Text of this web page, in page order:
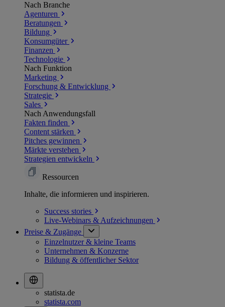
Nach Branche
Agenturen
Beratungen
Bildung
Konsumgüter
Finanzen
Technologie
Nach Funktion
Marketing
Forschung & Entwicklung
Strategie
Sales
Nach Anwendungsfall
Fakten finden
Content stärken
Pitches gewinnen
Märkte verstehen
Strategien entwickeln
Ressourcen
Inhalte, die informieren und inspirieren.
Success stories
Live-Webinars & Aufzeichnungen
Preise & Zugänge
Einzelnutzer & kleine Teams
Unternehmen & Konzerne
Bildung & öffentlicher Sektor
statista.de
statista.com